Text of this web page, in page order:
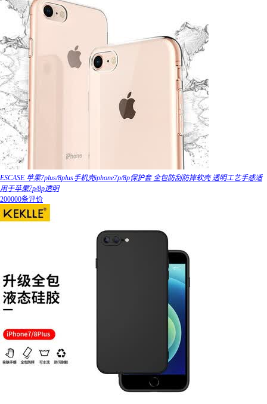
ESCASE 苹果7plus/8plus手机壳iphone7p/8p保护套 全包防刮防摔软壳 透明工艺手感适
用于苹果7p/8p透明
200000条评价